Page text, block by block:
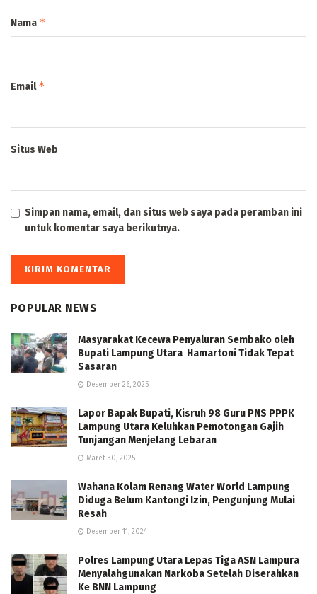
Nama *
Email*
Situs Web
Simpan nama, email, dan situs web saya pada peramban ini
untuk komentar saya berikutnya.
POPULAR NEWS
Masyarakat Kecewa Penyaluran Sembako oleh
Bupati Lampung Utara Hamartoni Tidak Tepat
Sasaran
Desember 26, 2025
Lapor Bapak Bupati, Kisruh 98 Guru PNS PPPK
Lampung Utara Keluhkan Pemotongan Gajih
Tunjangan Menjelang Lebaran
Maret 30, 2025
Wahana Kolam Renang Water World Lampung
Diduga Belum Kantongi Izin, Pengunjung Mulai
Resah
Desember 11, 2024
Polres Lampung Utara Lepas Tiga ASN Lampura
Menyalahgunakan Narkoba Setelah Diserahkan
Ke BNN Lampung